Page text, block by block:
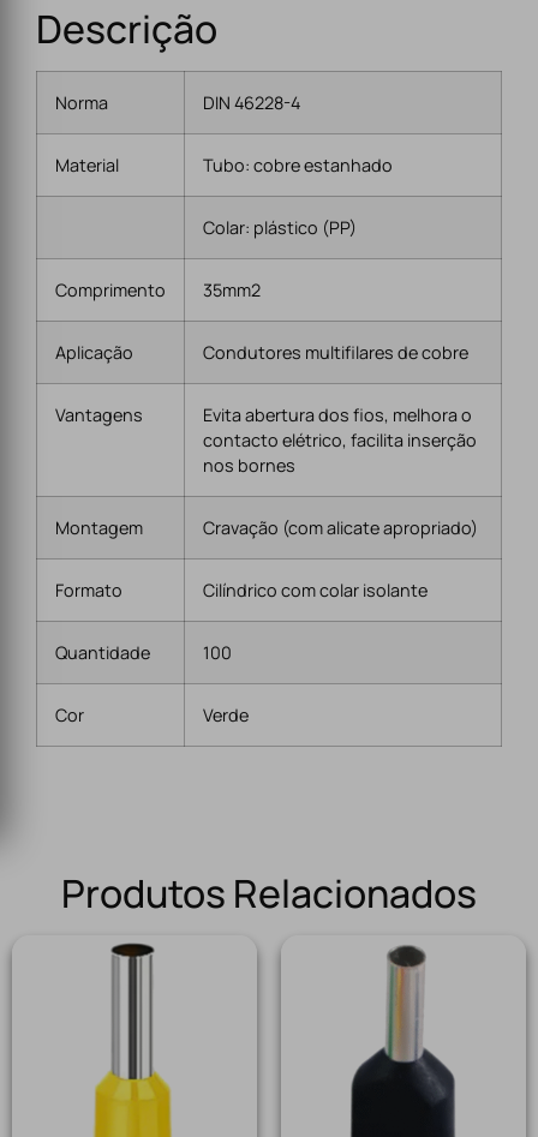
Descrição
Norma DIN 46228-4
Material Tubo: cobre estanhado
Colar: plástico (PP)
Comprimento 35mm2
Aplicação Condutores multifilares de cobre
Vantagens
Evita abertura dos fios, melhora o
contacto elétrico, facilita inserção
nos bornes
Montagem Cravação (com alicate apropriado)
Formato Cilíndrico com colar isolante
Quantidade 100
Cor Verde
Produtos Relacionados